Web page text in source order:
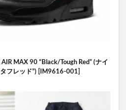
MAX 90 “Black/Tough Red” (ナイ
フレッド”) [IM9616-001]